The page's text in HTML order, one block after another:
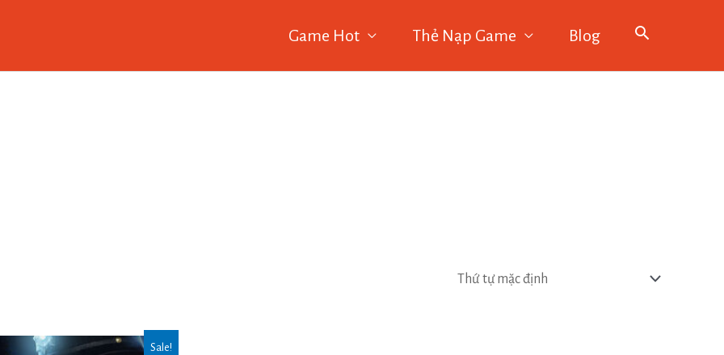
Game Hot Thẻ Nạp Game Blog
Sale!